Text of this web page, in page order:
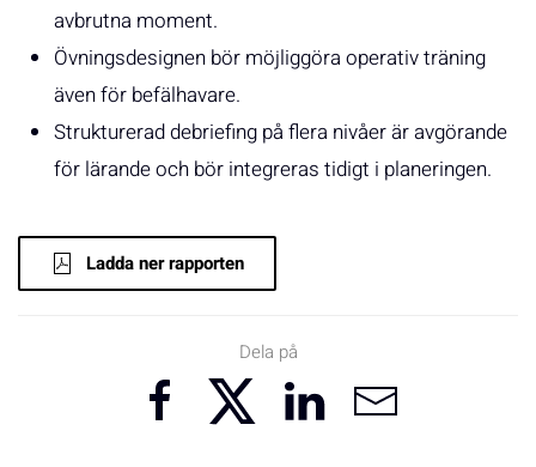
avbrutna moment.
Övningsdesignen bör möjliggöra operativ träning
även för befälhavare.
Strukturerad debriefing på flera nivåer är avgörande
för lärande och bör integreras tidigt i planeringen.
Ladda ner rapporten
Dela på